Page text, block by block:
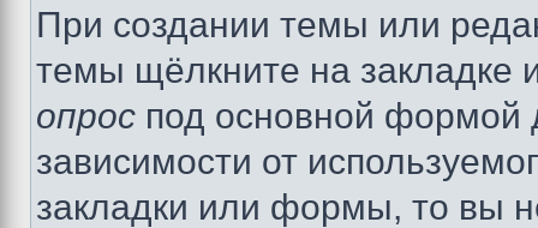
При создании темы или
темы щёлкните на
опрос под основной формой
зависимости от
закладки или формы, то вы